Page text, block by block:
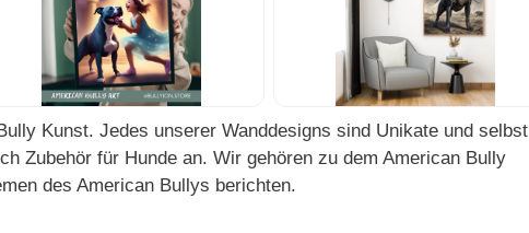
Kunst. Jedes unserer Wanddesigns sind Unikate und selbst
Zubehör für Hunde an. Wir gehören zu dem American Bully
des American Bullys berichten.